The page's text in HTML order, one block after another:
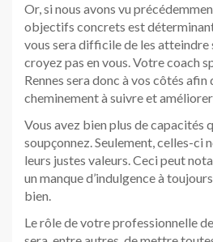
Or, si nous avons vu
objectifs concrets est
vous sera difficile de les atteindre
croyez pas en vous. Votre coach
Rennes sera donc à vos côtés
cheminement à suivre et
Vous avez bien plus de capacités
soupçonnez. Seulement, celles-ci
leurs justes valeurs. Ceci peut
un manque d’indulgence à
bien.
Le rôle de votre professionnelle